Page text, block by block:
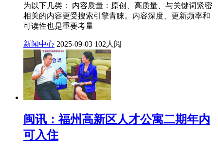
为以下几类： 内容质量：原创、高质量、与关键词紧密
相关的内容更受搜索引擎青睐。内容深度、更新频率和
可读性也是重要考量
新闻中心 2025-09-03 102人阅
闽讯：福州高新区人才公寓二期年内
可入住